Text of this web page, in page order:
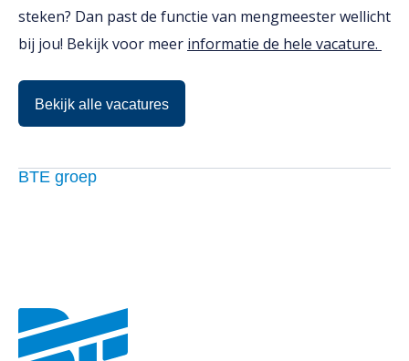
steken? Dan past de functie van mengmeester wellicht
bij jou! Bekijk voor meer informatie de hele vacature.
Bekijk alle vacatures
BTE groep